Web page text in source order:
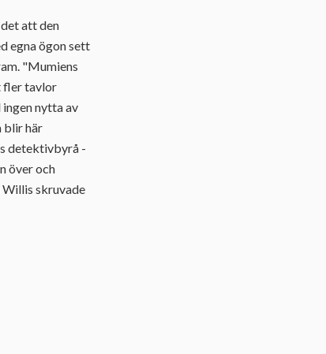
att den
egna ögon sett
"Mumiens
fler tavlor
nytta av
blir här
detektivbyrå -
över och
skruvade